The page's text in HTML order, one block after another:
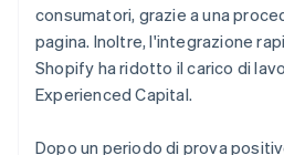
consumatori, grazie a una
pagina. Inoltre, l'integrazione
Shopify ha ridotto il carico di
Experienced Capital.
Dopo un periodo di prova